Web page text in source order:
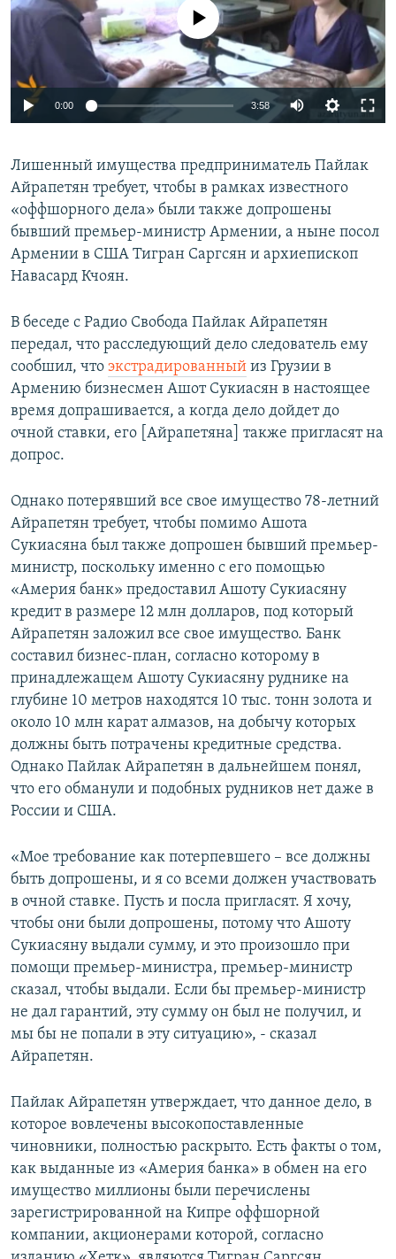
Հայերեն
English
Русский
No media source currently available
0:00 3:58
Лишенный имущества предприниматель Пайлак
Айрапетян требует, чтобы в рамках известного
«оффшорного дела» были также допрошены
бывший премьер-министр Армении, а ныне посол
Армении в США Тигран Саргсян и архиепископ
Навасард Кчоян.
В беседе с Радио Свобода Пайлак Айрапетян
передал, что расследующий дело следователь ему
сообшил, что экстрадированный из Грузии в
Армению бизнесмен Ашот Сукиасян в настоящее
время допрашивается, а когда дело дойдет до
очной ставки, его [Айрапетяна] также пригласят на
допрос.
Однако потерявший все свое имущество 78-летний
Айрапетян требует, чтобы помимо Ашота
Сукиасяна был также допрошен бывший премьер-
министр, поскольку именно с его помощью
«Америя банк» предоставил Ашоту Сукиасяну
кредит в размере 12 млн долларов, под который
Айрапетян заложил все свое имущество. Банк
составил бизнес-план, согласно которому в
принадлежащем Ашоту Сукиасяну руднике на
глубине 10 метров находятся 10 тыс. тонн золота и
около 10 млн карат алмазов, на добычу которых
должны быть потрачены кредитные средства.
Однако Пайлак Айрапетян в дальнейшем понял,
что его обманули и подобных рудников нет даже в
России и США.
«Мое требование как потерпевшего – все должны
быть допрошены, и я со всеми должен участвовать
в очной ставке. Пусть и посла пригласят. Я хочу,
чтобы они были допрошены, потому что Ашоту
Сукиасяну выдали сумму, и это произошло при
помощи премьер-министра, премьер-министр
сказал, чтобы выдали. Если бы премьер-министр
не дал гарантий, эту сумму он был не получил, и
мы бы не попали в эту ситуацию», - сказал
Айрапетян.
Пайлак Айрапетян утверждает, что данное дело, в
которое вовлечены высокопоставленные
чиновники, полностью раскрыто. Есть факты о том,
как выданные из «Америя банка» в обмен на его
имущество миллионы были перечислены
зарегистрированной на Кипре оффшорной
компании, акционерами которой, согласно